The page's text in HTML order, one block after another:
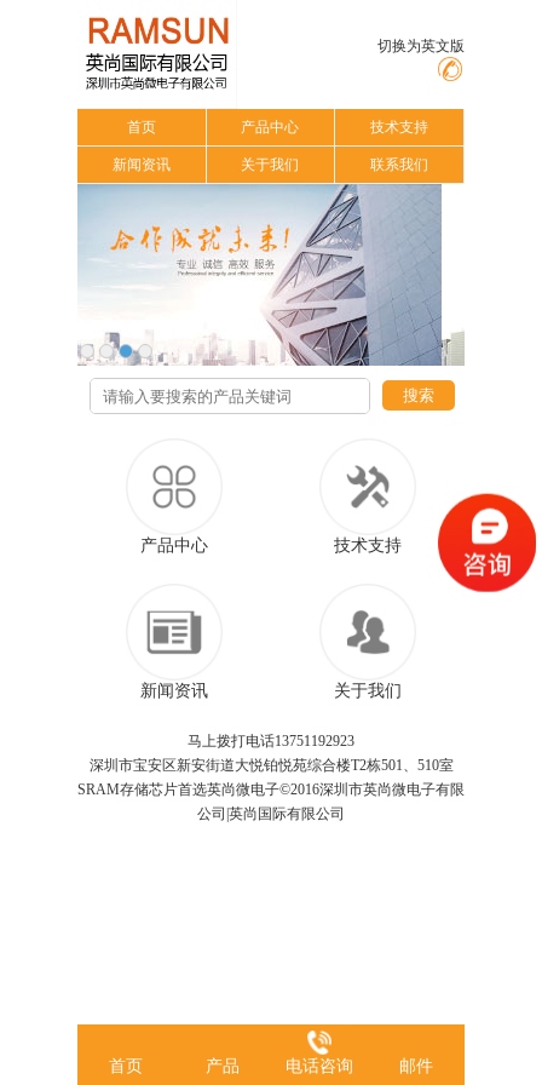
切换为英文版
首页 产品中心 技术支持
新闻资讯 关于我们 联系我们
搜索
产品中心 技术支持
新闻资讯 关于我们
马上拨打电话13751192923
深圳市宝安区新安街道大悦铂悦苑综合楼T2栋501、510室
SRAM存储芯片首选英尚微电子©2016深圳市英尚微电子有限
公司|英尚国际有限公司
首页 产品 电话咨询 邮件